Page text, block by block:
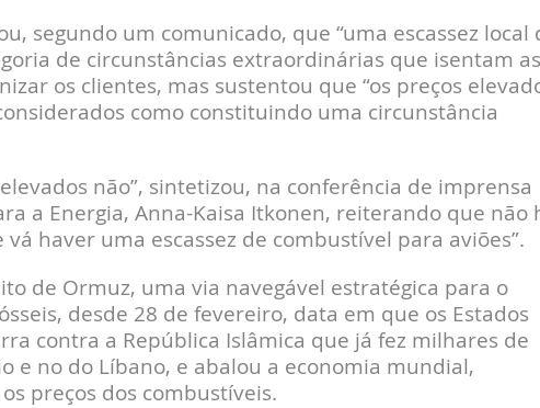
segundo um comunicado, que “uma escassez local
de circunstâncias extraordinárias que isentam as
os clientes, mas sustentou que “os preços
como constituindo uma circunstância
não”, sintetizou, na conferência de imprensa
a Energia, Anna-Kaisa Itkonen, reiterando que não
haver uma escassez de combustível para aviões”.
de Ormuz, uma via navegável estratégica para o
desde 28 de fevereiro, data em que os Estados
contra a República Islâmica que já fez milhares de
e no do Líbano, e abalou a economia mundial,
preços dos combustíveis.